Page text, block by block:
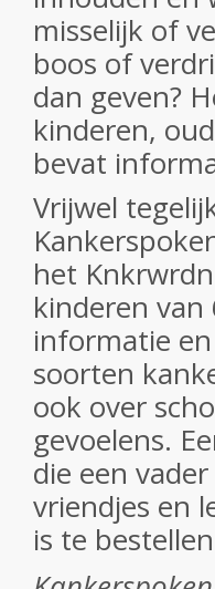
misselijk of
boos of
dan geven?
kinderen,
bevat
Vrijwel
het
kinderen
informatie
soorten
ook over
gevoelens.
die een
vriendjes en
is te